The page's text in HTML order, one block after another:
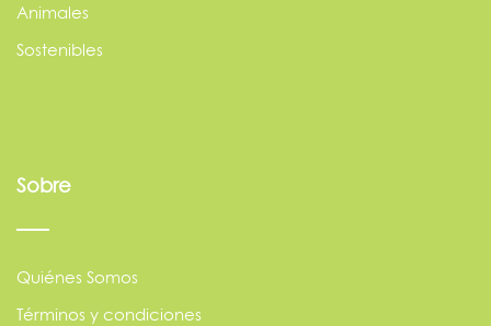
Animales
Sostenibles
Sobre
Quiénes Somos
Términos y condiciones